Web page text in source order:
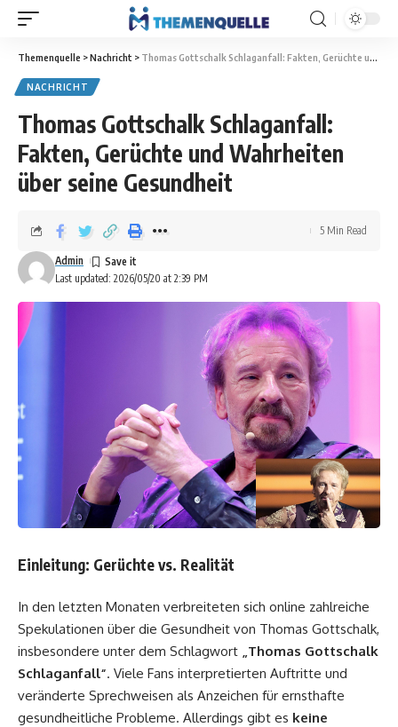
Themenquelle >Nachricht > Thomas Gottschalk Schlaganfall: Fakten, Gerüchte und Wahrheiten über seine Gesundheit
NACHRICHT
Thomas Gottschalk Schlaganfall:
Fakten, Gerüchte und Wahrheiten
über seine Gesundheit
Last updated: 2026/05/20 at 2:39 PM
Admin
5 Min Read
Einleitung: Gerüchte vs. Realität
In den letzten Monaten verbreiteten sich online zahlreiche
Spekulationen über die Gesundheit von Thomas Gottschalk,
insbesondere unter dem Schlagwort
Thomas Gottschalk
Schlaganfall“. Viele Fans interpretierten Auftritte und
veränderte Sprechweisen als Anzeichen für ernsthafte
gesundheitliche Probleme. Allerdings gibt es keine